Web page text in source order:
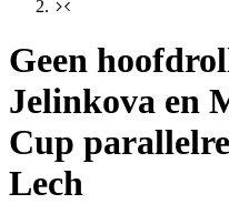
Geen
Jelinkova en
Cup
Lech